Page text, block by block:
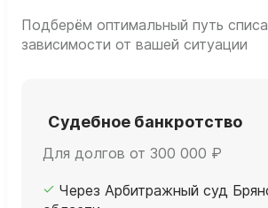
Подберём оптимальный путь
зависимости от вашей ситуации
Судебное банкротство
Для долгов от 300 000 ₽
Через Арбитражный суд